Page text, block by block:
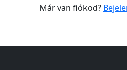
Már van fiókod?